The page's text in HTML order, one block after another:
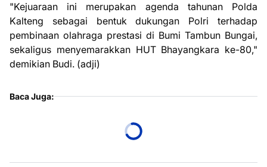
"Kejuaraan ini merupakan agenda tahunan Polda
Kalteng sebagai bentuk dukungan Polri terhadap
pembinaan olahraga prestasi di Bumi Tambun Bungai,
sekaligus menyemarakkan HUT Bhayangkara ke-80,"
demikian Budi. (adji)
Baca Juga: